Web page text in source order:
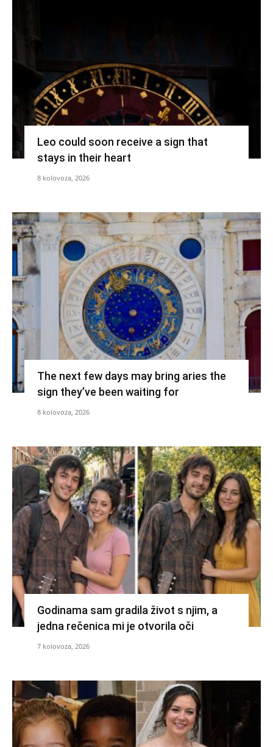
Leo could soon receive a sign that
stays in their heart
8 kolovoza, 2026
The next few days may bring aries the
sign they’ve been waiting for
8 kolovoza, 2026
Godinama sam gradila život s njim, a
jedna rečenica mi je otvorila oči
7 kolovoza, 2026